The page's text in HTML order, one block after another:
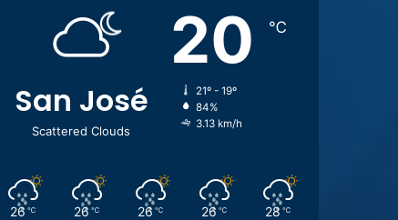
San José
Scattered Clouds
20 ℃
21º - 19º
84%
3.13 km/h
26 ℃ 26 ℃ 26 ℃ 26 ℃ 28 ℃